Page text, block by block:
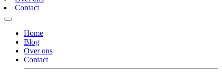
Contact
Home
Blog
Over ons
Contact